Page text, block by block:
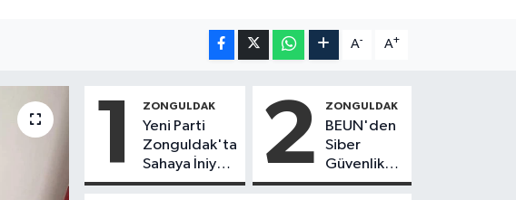
A- A+
1 ZONGULDAK
Yeni Parti
Zonguldak'ta
Sahaya İniyor!
8 İlçede
2 ZONGULDAK
BEUN'den
Siber
Güvenlik
Hamlesi